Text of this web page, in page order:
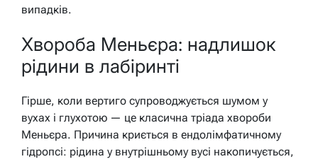
випадків.
Хвороба Меньєра: надлишок
рідини в лабіринті
Гірше, коли вертиго супроводжується шумом у
вухах і глухотою — це класична тріада хвороби
Меньєра. Причина криється в ендолімфатичному
гідропсі: рідина у внутрішньому вусі накопичується,